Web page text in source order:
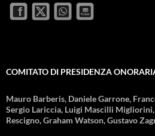
COMITATO DI PRESIDENZA
Mauro Barberis, Daniele Garrone,
Sergio Lariccia, Luigi Mascilli
Rescigno, Graham Watson, Gustavo